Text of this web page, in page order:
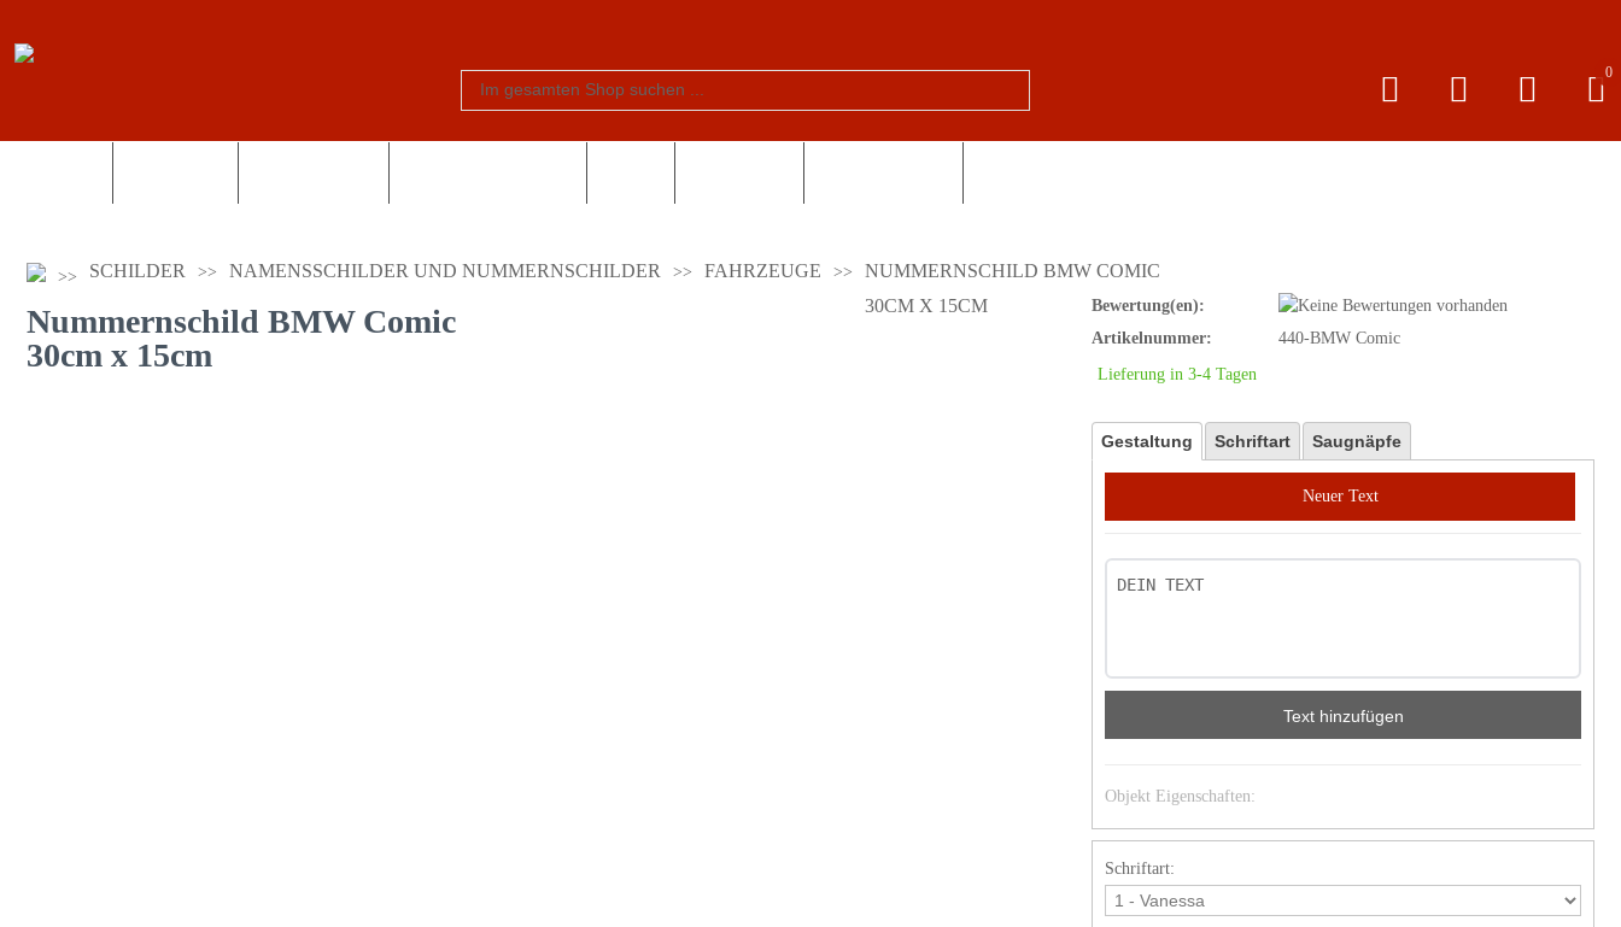
0
SCHILDER NAMENSSCHILDER UND NUMMERNSCHILDER FAHRZEUGE
NUMMERNSCHILD BMW COMIC
30CM X 15CM
Nummernschild BMW Comic
30cm x 15cm
Bewertung(en):
Artikelnummer:
440-BMW Comic
Lieferung in 3-4 Tagen
Gestaltung Schriftart Saugnäpfe
Neuer Text
Text hinzufügen
Objekt Eigenschaften:
Schriftart: